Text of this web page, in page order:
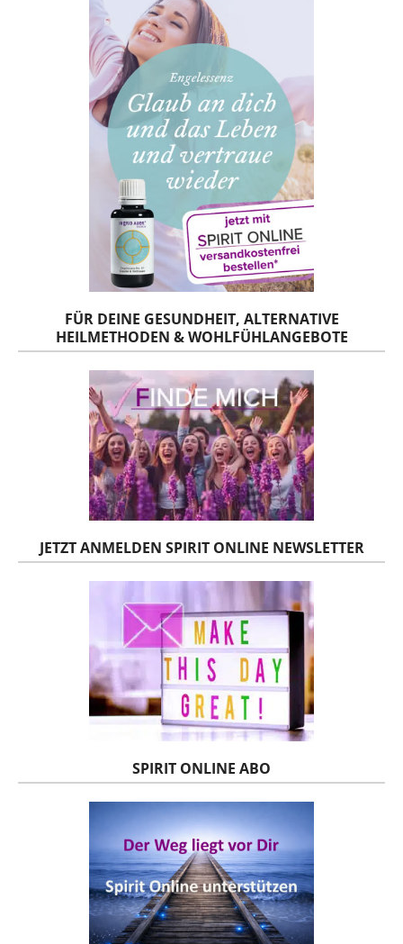
FÜR DEINE GESUNDHEIT, ALTERNATIVE
HEILMETHODEN & WOHLFÜHLANGEBOTE
JETZT ANMELDEN SPIRIT ONLINE NEWSLETTER
SPIRIT ONLINE ABO